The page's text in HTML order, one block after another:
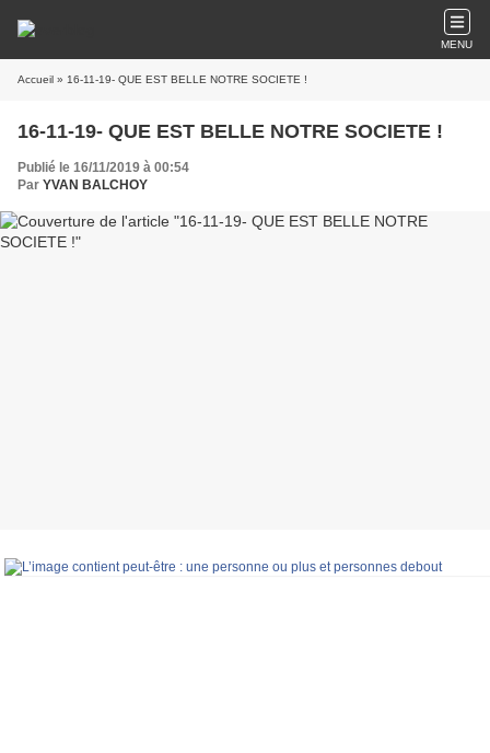
MENU
Accueil » 16-11-19- QUE EST BELLE NOTRE SOCIETE !
16-11-19- QUE EST BELLE NOTRE SOCIETE !
Publié le 16/11/2019 à 00:54
Par YVAN BALCHOY